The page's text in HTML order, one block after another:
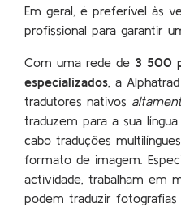
Em geral, é preferível às
profissional para garantir
Com uma rede de3 500
especializados , a
tradutores nativos
traduzem para a sua
cabo traduções
formato de imagem.
actividade, trabalham em
podem traduzir fotografias